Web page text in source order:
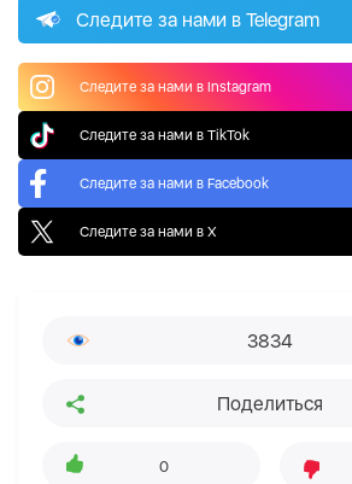
Следите за нами в Telegram
Следите за нами в Instagram
Следите за нами в TikTok
Следите за нами в Facebook
Следите за нами в X
3834
Поделиться
0